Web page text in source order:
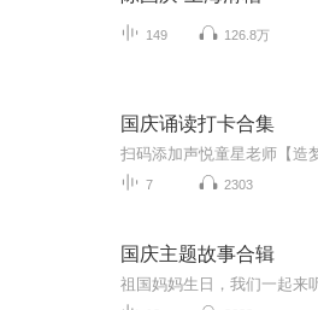
149 126.8万
国庆诵读打卡合集
7 2303
国庆主题故事合辑